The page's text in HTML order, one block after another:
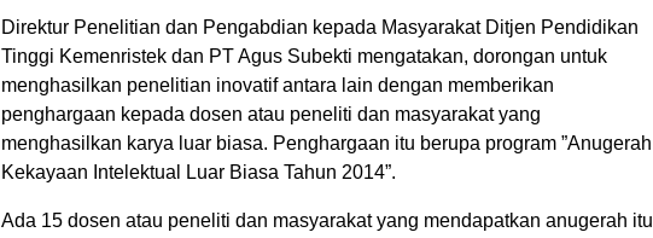
Direktur Penelitian dan Pengabdian kepada Masyarakat Ditjen Pendidikan
Tinggi Kemenristek dan PT Agus Subekti mengatakan, dorongan untuk
menghasilkan penelitian inovatif antara lain dengan memberikan
penghargaan kepada dosen atau peneliti dan masyarakat yang
menghasilkan karya luar biasa. Penghargaan itu berupa program ”Anugerah
Kekayaan Intelektual Luar Biasa Tahun 2014”.
Ada 15 dosen atau peneliti dan masyarakat yang mendapatkan anugerah itu